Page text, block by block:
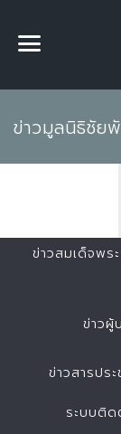
ข่าวมูลนิธิชัย
ข่าวสมเด็จพร
ข่าว
ข่าวสารปร
ระบบติด